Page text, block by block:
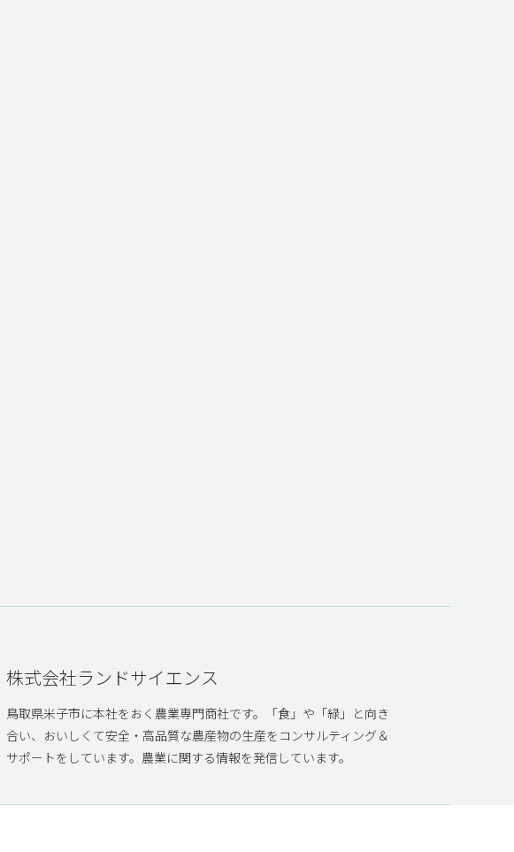
株式会社ランドサイエンス
鳥取県米子市に本社をおく農業専門商社です。「食」や「緑」と向き
合い、おいしくて安全・高品質な農産物の生産をコンサルティング＆
サポートをしています。農業に関する情報を発信しています。